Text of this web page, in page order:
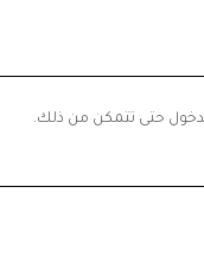
حتى تتمكن من ذلك.